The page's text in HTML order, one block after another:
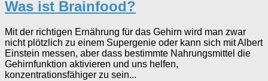
Was ist Brainfood?
Mit der richtigen Ernährung für das Gehirn wird man zwar
nicht plötzlich zu einem Supergenie oder kann sich mit Albert
Einstein messen, aber dass bestimmte Nahrungsmittel die
Gehirnfunktion aktivieren und uns helfen,
konzentrationsfähiger zu sein...